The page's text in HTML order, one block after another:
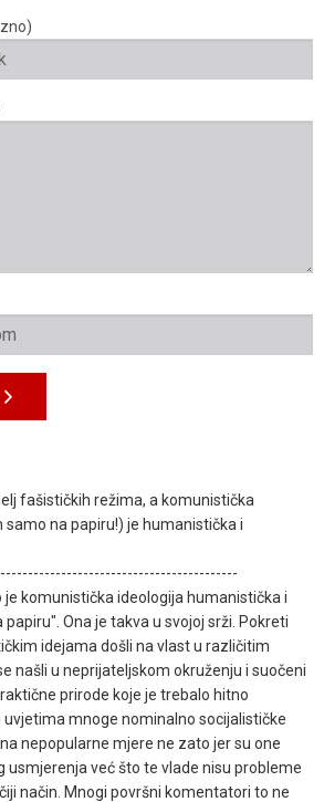
fašističkih režima, a komunistička
na papiru!) je humanistička i
je komunistička ideologija humanistička i
Ona je takva u svojoj srži. Pokreti
idejama došli na vlast u različitim
našli u neprijateljskom okruženju i suočeni
prirode koje je trebalo hitno
mnoge nominalno socijalističke
nepopularne mjere ne zato jer su one
usmjerenja već što te vlade nisu probleme
način. Mnogi površni komentatori to ne